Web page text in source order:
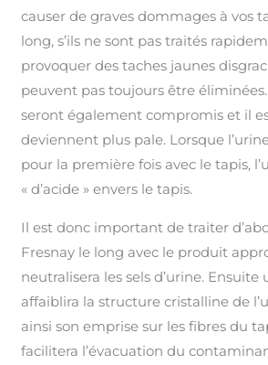
causer de graves dommages à vos
long, s’ils ne sont pas traités
provoquer des taches jaunes
peuvent pas toujours être
seront également compromis et il
deviennent plus pale. Lorsque
pour la première fois avec le tapis,
« d’acide » envers le tapis.
Il est donc important de traiter
Fresnay le long avec le produit
neutralisera les sels d’urine.
affaiblira la structure cristalline de
ainsi son emprise sur les fibres du
facilitera l’évacuation du